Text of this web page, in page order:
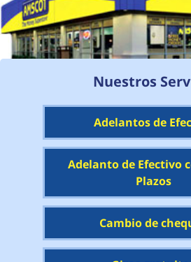
Nuestros
Adelantos de
Adelanto de Efectivo
Plazos
Cambio de